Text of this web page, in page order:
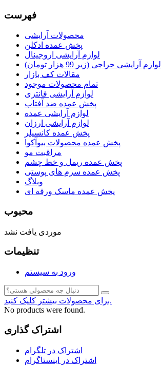
فهرست
محصولات آرایشی
پخش عمده ادکلن
لوازم آرایشی اروجینال
لوازم آرایشی حراجی (زیر 99 هزار تومان)
مقالات کف بازار
تمام محصولات موجود
لوازم آرایشی فانتزی
پخش عمده ضد آفتاب
لوازم آرایشی عمده
لوازم آرایشی ارزان
پخش عمده کانسیلر
پخش عمده محصولات بیوآکوا
مراقبت مو
پخش عمده ریمل و خط چشم
پخش عمده سرم های پوستی
وبلاگ
پخش عمده ماسک ورقه ای
محبوب
موردی یافت نشد
تنظیمات
ورود به سیستم
برای محصولات بیشتر کلیک کنید.
No products were found.
اشتراک گذاری
اشتراک در تلگرام
اشتراک در اینستاگرام